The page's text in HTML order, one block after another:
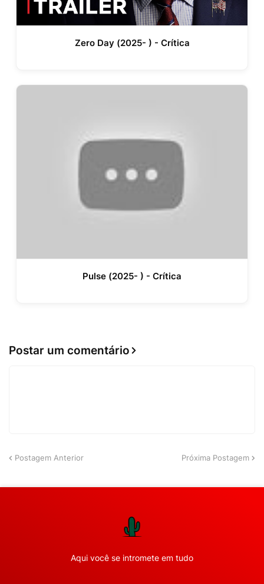
Zero Day (2025- ) - Crítica
Pulse (2025- ) - Crítica
Postar um comentário
Postagem Anterior Próxima Postagem
Aqui você se intromete em tudo